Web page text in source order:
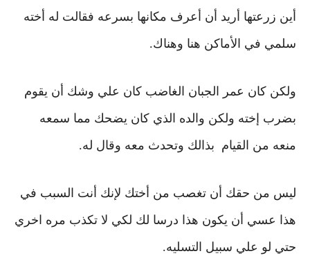
أين زرعتها أريد أن أعرف مكانها بسرعه فقالت له أخته
سلمي في الأماكن هنا وهناك.
ولكن كان عمر الجبان الغاضب كان علي وشك أن يقوم
بضرب إخته ولكن والده الذي كان يضحك مما سمعه
منعه من القيام بذالك وتحدث معه وقال له.
ليس من حقك أن تغصب من أختك لإنك أنت السبب في
هذا عسي أن يكون هذا درسا لك لكي لا تكذب مره اخري
حتي لو علي سبيل التسليه.